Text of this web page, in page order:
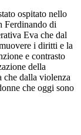
ospitato nello
Ferdinando di
Eva che dal
i diritti e la
e contrasto
della
che dalla violenza
che oggi sono